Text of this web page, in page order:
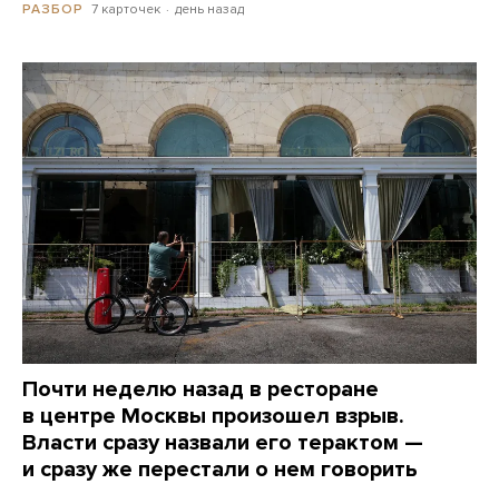
РАЗБОР 7 карточек день назад
Почти неделю назад в ресторане
в центре Москвы произошел взрыв.
Власти сразу назвали его терактом —
и сразу же перестали о нем говорить